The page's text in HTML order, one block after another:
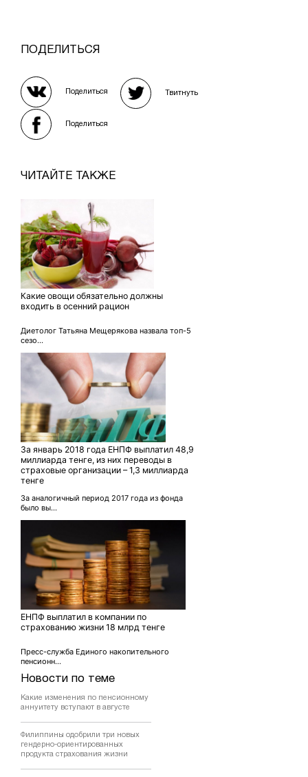
Новости по теме
Какие изменения по пенсионному
аннуитету вступают в августе
Филиппины одобрили три новых
гендерно-ориентированных
продукта страхования жизни
ПОДЕЛИТЬСЯ
Поделиться Твитнуть
Поделиться
ЧИТАЙТЕ ТАКЖЕ
Какие овощи обязательно должны
входить в осенний рацион
Диетолог Татьяна Мещерякова назвала топ-5
сезо...
За январь 2018 года ЕНПФ выплатил 48,9
миллиарда тенге, из них переводы в
страховые организации – 1,3 миллиарда
тенге
За аналогичный период 2017 года из фонда
было вы...
ЕНПФ выплатил в компании по
страхованию жизни 18 млрд тенге
Пресс-служба Единого накопительного
пенсионн...